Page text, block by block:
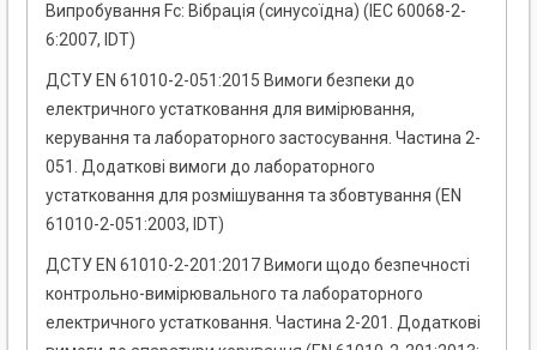
Випробування Fc: Вібрація (синусоїдна) (IEC 60068-2-
6:2007, IDT)
ДСТУ EN 61010-2-051:2015 Вимоги безпеки до
електричного устатковання для вимірювання,
керування та лабораторного застосування. Частина 2-
051. Додаткові вимоги до лабораторного
устатковання для розмішування та збовтування (EN
61010-2-051:2003, IDT)
ДСТУ EN 61010-2-201:2017 Вимоги щодо безпечності
контрольно-вимірювального та лабораторного
електричного устатковання. Частина 2-201. Додаткові